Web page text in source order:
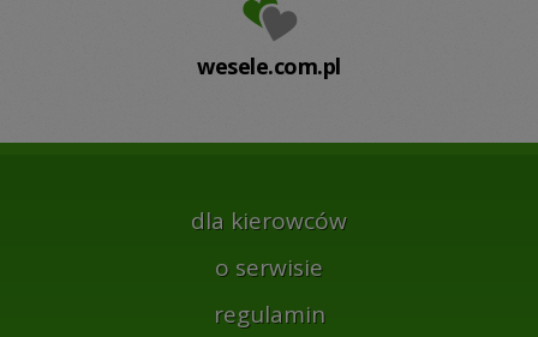
wesele.com.pl
dla kierowców
o serwisie
regulamin